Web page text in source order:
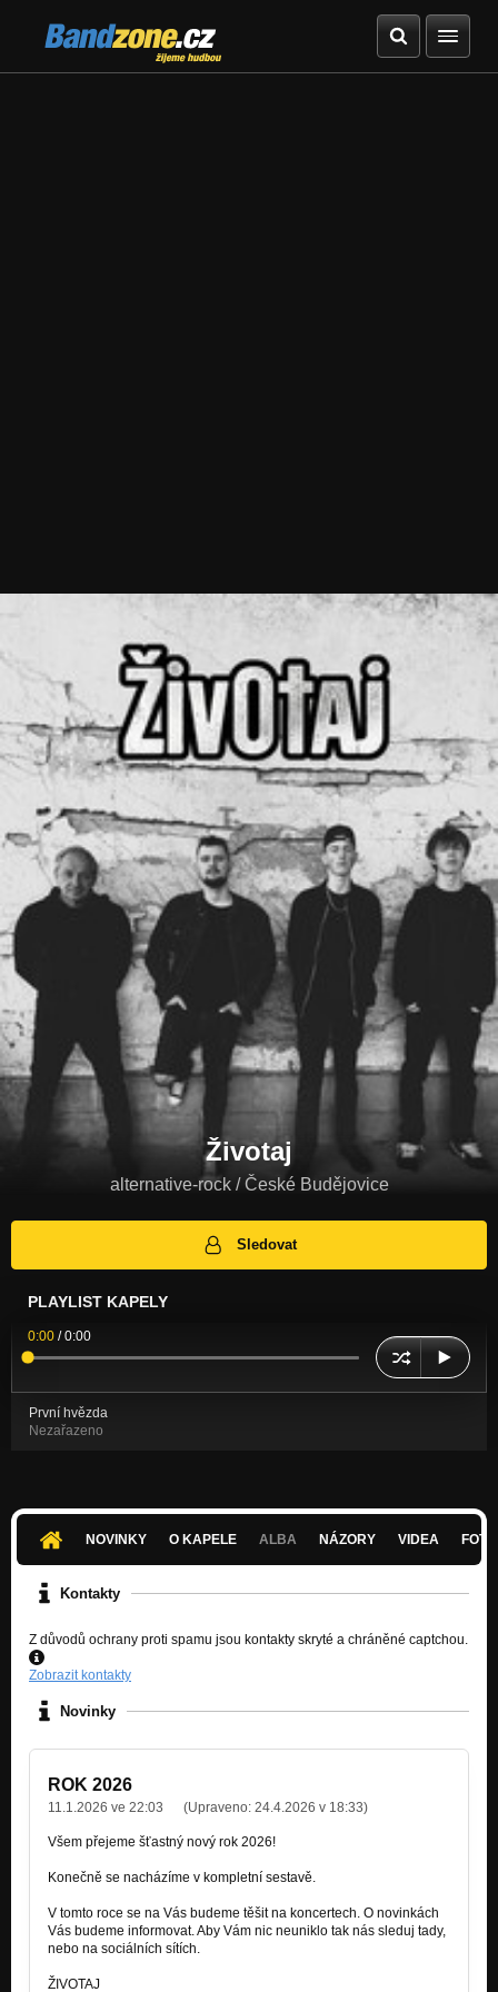
Bandzone.cz
žijeme hudbou
Životaj
alternative-rock / České Budějovice
Sledovat
PLAYLIST KAPELY
0:00 /0:00
První hvězda
Nezařazeno
NOVINKY O KAPELE ALBA NÁZORY VIDEA
Kontakty
Z důvodů ochrany proti spamu jsou kontakty skryté a chráněné captchou.
Zobrazit kontakty
Novinky
ROK 2026
11.1.2026 ve 22:03 (Upraveno: 24.4.2026 v 18:33)
Všem přejeme šťastný nový rok 2026!
Konečně se nacházíme v kompletní sestavě.
V tomto roce se na Vás budeme těšit na koncertech. O novinkách
Vás budeme informovat. Aby Vám nic neuniklo tak nás sleduj tady,
nebo na sociálních sítích.
ŽIVOTAJ